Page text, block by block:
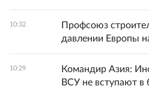
10:32
Профсоюз
давлении Европы
10:29
Командир Азия:
ВСУ не вступают в